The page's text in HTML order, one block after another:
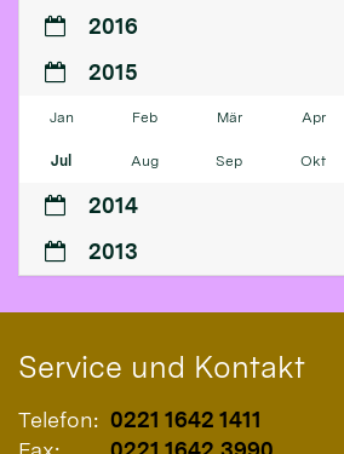
2016
2015
Jan Feb Mär Apr
Jul Aug Sep Okt
2014
2013
Service und Kontakt
Telefon: 0221 1642 1411